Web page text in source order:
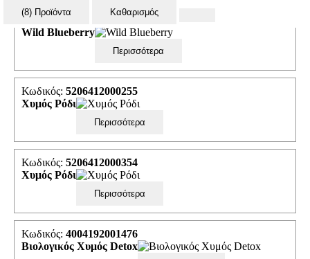
(8) Προϊόντα Καθαρισμός
Κωδικός:
4004192000721
Wild Blueberry
Περισσότερα
Κωδικός: 5206412000255
Χυμός Ρόδι
Περισσότερα
Κωδικός: 5206412000354
Χυμός Ρόδι
Περισσότερα
Κωδικός: 4004192001476
Βιολογικός Χυμός Detox